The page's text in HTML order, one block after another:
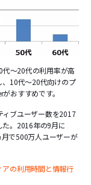
代～20代の利用率が高
、10代～20代向けのプ
おすすめです。
ブユーザー数を2017
。2016年の9月に
で500万人ユーザーが
の利用時間と情報行